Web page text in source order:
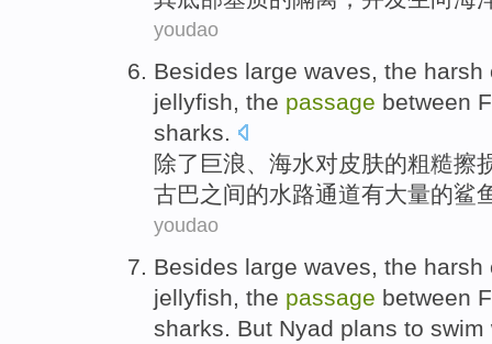
youdao
Besides large waves, the harsh
jellyfish, the passage between
sharks.
除了 巨浪、 海水对皮肤的粗糙擦
古巴之间的水路通道有大量的鲨
youdao
Besides large waves, the harsh
jellyfish, the passage between
sharks. But Nyad plans to